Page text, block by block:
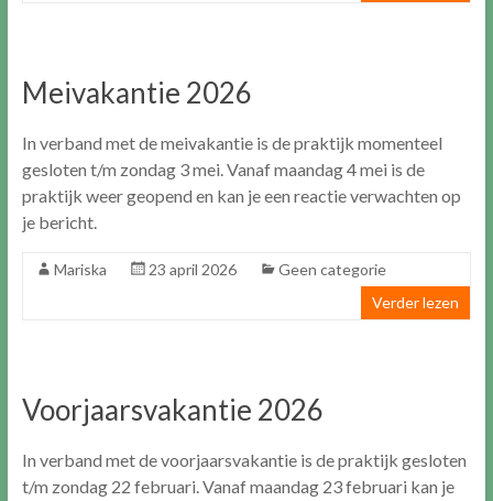
Meivakantie 2026
In verband met de meivakantie is de praktijk momenteel
gesloten t/m zondag 3 mei. Vanaf maandag 4 mei is de
praktijk weer geopend en kan je een reactie verwachten op
je bericht.
Mariska 23 april 2026
Geen categorie
Verder lezen
Voorjaarsvakantie 2026
In verband met de voorjaarsvakantie is de praktijk gesloten
t/m zondag 22 februari. Vanaf maandag 23 februari kan je